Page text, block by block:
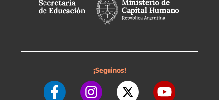
¡Seguinos!